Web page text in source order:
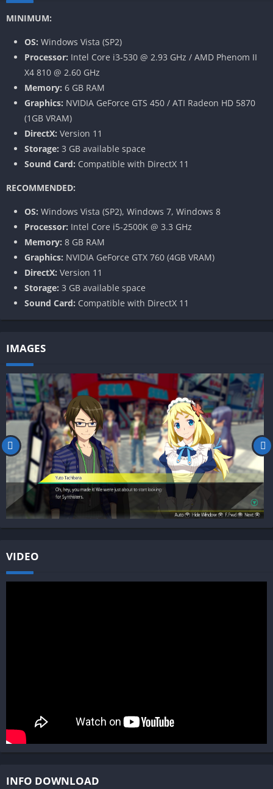
MINIMUM:
OS: Windows Vista (SP2)
Processor: Intel Core i3-530 @ 2.93 GHz / AMD Phenom II
X4 810 @ 2.60 GHz
Memory: 6 GB RAM
Graphics: NVIDIA GeForce GTS 450 / ATI Radeon HD 5870
(1GB VRAM)
DirectX: Version 11
Storage: 3 GB available space
Sound Card: Compatible with DirectX 11
RECOMMENDED:
OS: Windows Vista (SP2), Windows 7, Windows 8
Processor: Intel Core i5-2500K @ 3.3 GHz
Memory: 8 GB RAM
Graphics: NVIDIA GeForce GTX 760 (4GB VRAM)
DirectX: Version 11
Storage: 3 GB available space
Sound Card: Compatible with DirectX 11
IMAGES
VIDEO
INFO DOWNLOAD